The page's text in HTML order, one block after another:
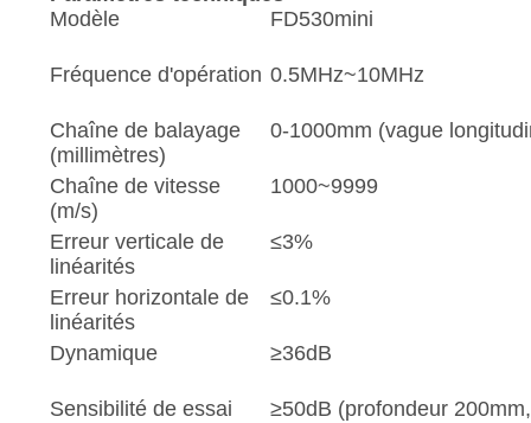
Modèle
FD530mini
Fréquence d'opération 0.5MHz~10MHz
Chaîne de balayage
(millimètres)
0-1000mm (vague
Chaîne de vitesse
(m/s)
1000~9999
Erreur verticale de
linéarités
≤3%
Erreur horizontale de
linéarités
≤0.1%
Dynamique ≥36dB
Sensibilité de essai ≥50dB (profondeur